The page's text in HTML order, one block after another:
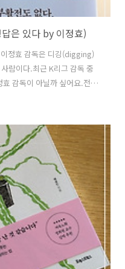
은 있다 by 이정효)
정효 감독은 디깅(digging)
람이다.최근 K리그 감독 중
감독이 아닐까 싶어요.전
있죠. 경기장에서 쪽지나
불같이 화를 내고,가끔은
을 보면서‘대체 저 뜨거운
런데 이 책을 읽고 나니까 비
라고요.제가 책을 통해 만난
어 하..